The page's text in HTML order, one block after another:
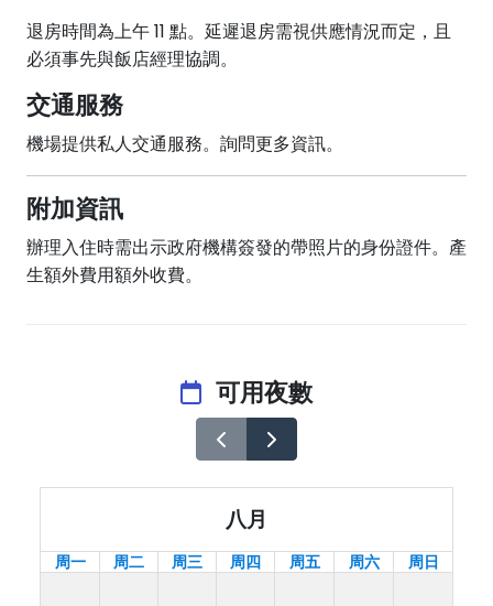
退房時間為上午 11 點。延遲退房需視供應情況而定，且
必須事先與飯店經理協調。
交通服務
機場提供私人交通服務。詢問更多資訊。
附加資訊
辦理入住時需出示政府機構簽發的帶照片的身份證件。產
生額外費用額外收費。
可用夜數
八月
周一 周二 周三 周四 周五 周六 周日